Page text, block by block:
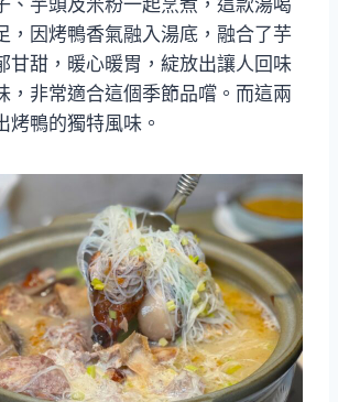
，因烤鴨香氣融入湯底，融合了芋
甘甜，暖心暖胃，綻放出讓人回味
，非常適合這個季節品嚐。而這兩
烤鴨的獨特風味。